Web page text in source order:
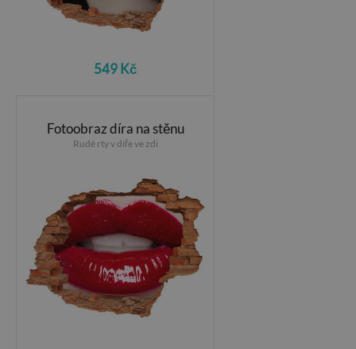
549 Kč
Fotoobraz díra na stěnu
Rudé rty v díře ve zdi